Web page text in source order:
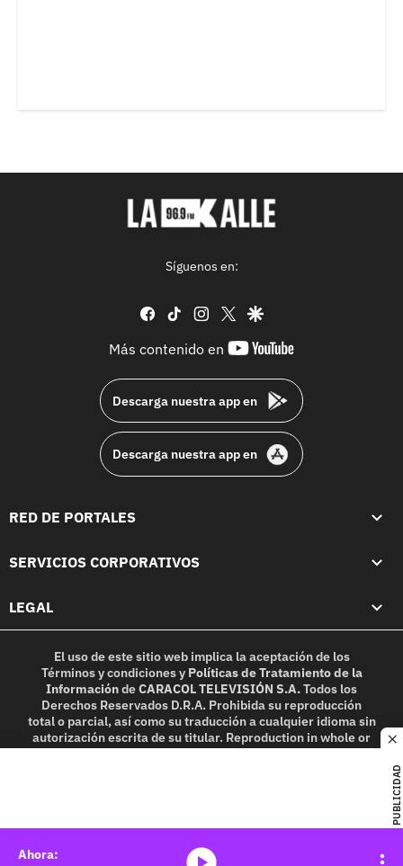
PUBLICIDAD
Síguenos en:
facebook
tiktok instagram
twittergoogle
Más contenido en
youtube-
Descarga nuestra app en
Descarga nuestra app en
RED DE PORTALES
SERVICIOS CORPORATIVOS
LEGAL
El uso de este sitio web implica la aceptación de los
Términos y condicionesy Políticas de Tratamiento de la
InformacióndeCARACOL TELEVISIÓN S.A.Todos los
Derechos Reservados D.R.A. Prohibida su reproducción
total o parcial, así como su traducción a cualquier idioma sin
autorización escrita de su titular. Reproduction in whole or